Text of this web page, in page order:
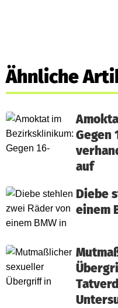
Ähnliche
Gegen
auf
Diebe
einem